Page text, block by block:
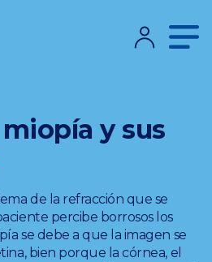
miopía y sus
de la refracción que se
percibe borrosos los
se debe a que la imagen se
bien porque la córnea, el